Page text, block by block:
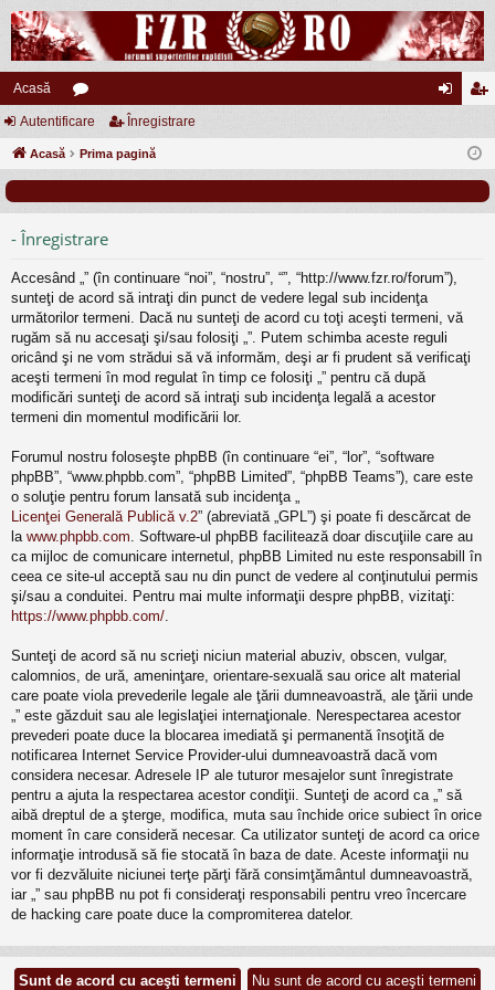
Acasă
or
u eg
Autentificare Înregistrare
Acasă Prima pagină
- Înregistrare
Accesând „” (în continuare “noi”, “nostru”, “”, “http://www.fzr.ro/forum”),
sunteţi de acord să intraţi din punct de vedere legal sub incidenţa
următorilor termeni. Dacă nu sunteţi de acord cu toţi aceşti termeni, vă
rugăm să nu accesaţi şi/sau folosiţi „”. Putem schimba aceste reguli
oricând şi ne vom strădui să vă informăm, deşi ar fi prudent să verificaţi
aceşti termeni în mod regulat în timp ce folosiţi „” pentru că după
modificări sunteţi de acord să intraţi sub incidenţa legală a acestor
termeni din momentul modificării lor.
Forumul nostru foloseşte phpBB (în continuare “ei”, “lor”, “software
phpBB”, “www.phpbb.com”, “phpBB Limited”, “phpBB Teams”), care este
o soluţie pentru forum lansată sub incidenţa „
Licenţei Generală Publică v.2” (abreviată „GPL”) şi poate fi descărcat de
la www.phpbb.com . Software-ul phpBB facilitează doar discuţiile care au
ca mijloc de comunicare internetul, phpBB Limited nu este responsabill în
ceea ce site-ul acceptă sau nu din punct de vedere al conţinutului permis
şi/sau a conduitei. Pentru mai multe informaţii despre phpBB, vizitaţi:
https://www.phpbb.com/
Sunteţi de acord să nu scrieţi niciun material abuziv, obscen, vulgar,
calomnios, de ură, ameninţare, orientare-sexuală sau orice alt material
care poate viola prevederile legale ale ţării dumneavoastră, ale ţării unde
„” este găzduit sau ale legislaţiei internaţionale. Nerespectarea acestor
prevederi poate duce la blocarea imediată şi permanentă însoţită de
notificarea Internet Service Provider-ului dumneavoastră dacă vom
considera necesar. Adresele IP ale tuturor mesajelor sunt înregistrate
pentru a ajuta la respectarea acestor condiţii. Sunteţi de acord ca „” să
aibă dreptul de a şterge, modifica, muta sau închide orice subiect în orice
moment în care consideră necesar. Ca utilizator sunteţi de acord ca orice
informaţie introdusă să fie stocată în baza de date. Aceste informaţii nu
vor fi dezvăluite niciunei terţe părţi fără consimţământul dumneavoastră,
iar „” sau phpBB nu pot fi consideraţi responsabili pentru vreo încercare
de hacking care poate duce la compromiterea datelor.